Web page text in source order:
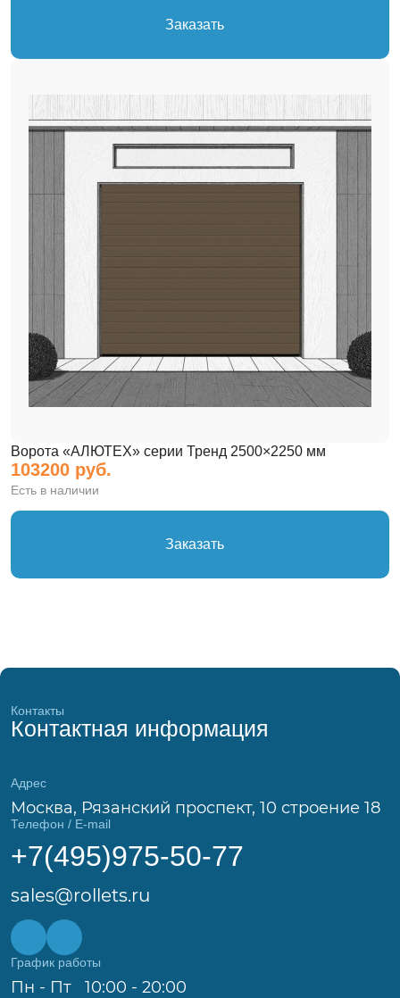
Заказать
Ворота «АЛЮТЕХ» серии Тренд 2500×2250 мм
103200 руб.
Есть в наличии
Заказать
Контакты
Контактная информация
Адрес
Москва, Рязанский проспект, 10 строение 18
Телефон / E-mail
+7(495)975-50-77
sales@rollets.ru
График работы
Пн - Пт
10:00 - 20:00